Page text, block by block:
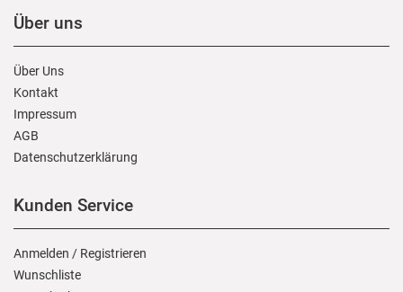
Über uns
Über Uns
Kontakt
Impressum
AGB
Daten­schutz­erklärung
Kunden Service
Anmelden / Registrieren
Wunschliste